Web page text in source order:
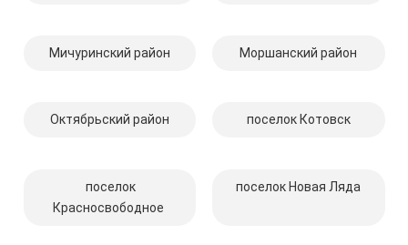
Мичуринский район Моршанский район
Октябрьский район поселок Котовск
поселок
Красносвободное
поселок Новая Ляда